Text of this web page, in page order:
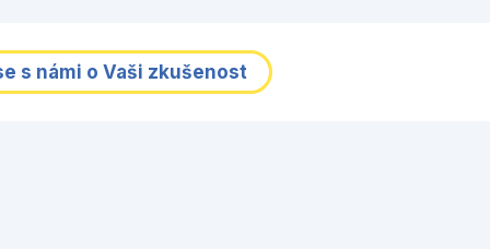
s námi o Vaši zkušenost